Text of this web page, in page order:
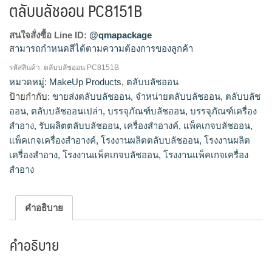
ตลับบลัชออน PC8151B
สนใจสั่งซื้อ Line ID: @qmapackage
สามารถกำหนดสีได้ตามความต้องการของลูกค้า
โรงงานผลิตตลับบลัชออน,รับผลิตตลับบลัชออน,ขายส่งตลับบลัช
ออน,จำหน่ายตลับบลัชออน
รหัสสินค้า: ตลับบลัชออน PC8151B
หมวดหมู่: MakeUp Products, ตลับบลัชออน
ป้ายกำกับ: ขายส่งตลับบลัชออน, จำหน่ายตลับบลัชออน, ตลับบลัช
ออน, ตลับบลัชออนเปล่า, บรรจุภัณฑ์บลัชออน, บรรจุภัณฑ์เครื่อง
สำอาง, รับผลิตตลับบลัชออน, เครื่องสำอางค์, แพ็คเกจบลัชออน,
แพ็คเกจเครื่องสำอางค์, โรงงานผลิตตลับบลัชออน, โรงงานผลิต
เครื่องสำอาง, โรงงานแพ็คเกจบลัชออน, โรงงานแพ็คเกจเครื่อง
สำอาง
คำอธิบาย
คำอธิบาย